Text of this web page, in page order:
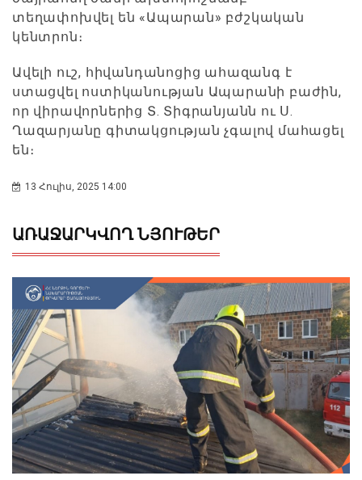
տեղափոխվել են «Ապարան» բժշկական
կենտրոն։
Ավելի ուշ, հիվանդանոցից ահազանգ է
ստացվել ոստիկանության Ապարանի բաժին,
որ վիրավորներից Տ. Տիգրանյանն ու Ս.
Ղազարյանը գիտակցության չգալով մահացել
են։
13 Հուլիս, 2025 14:00
ԱՌԱՋԱՐԿՎՈՂ ՆՅՈՒԹԵՐ